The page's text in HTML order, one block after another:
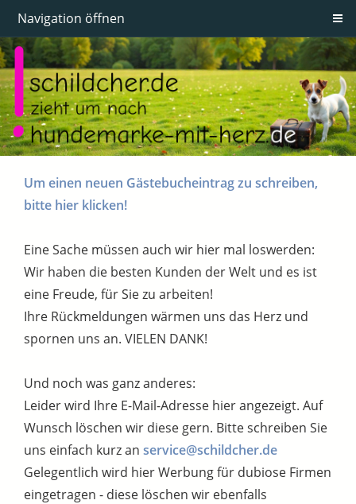
Navigation öffnen
Um einen neuen Gästebucheintrag zu schreiben,
bitte hier klicken!
Eine Sache müssen auch wir hier mal loswerden:
Wir haben die besten Kunden der Welt und es ist
eine Freude, für Sie zu arbeiten!
Ihre Rückmeldungen wärmen uns das Herz und
spornen uns an. VIELEN DANK!
Und noch was ganz anderes:
Leider wird Ihre E-Mail-Adresse hier angezeigt. Auf
Wunsch löschen wir diese gern. Bitte schreiben Sie
uns einfach kurz an service@schildcher.de
Gelegentlich wird hier Werbung für dubiose Firmen
eingetragen - diese löschen wir ebenfalls